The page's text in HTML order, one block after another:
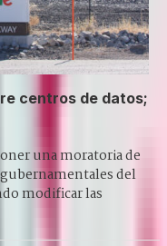
centros de datos;
una moratoria de
gubernamentales del
modificar las